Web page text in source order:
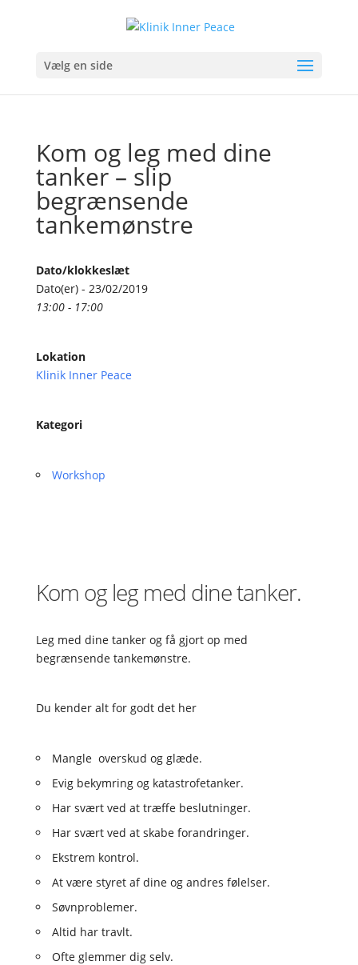
Vælg en side
Kom og leg med dine
tanker – slip
begrænsende
tankemønstre
Dato/klokkeslæt
Dato(er) - 23/02/2019
13:00 - 17:00
Lokation
Klinik Inner Peace
Kategori
Workshop
Kom og leg med dine tanker.
Leg med dine tanker og få gjort op med
begrænsende tankemønstre.
Du kender alt for godt det her
Mangle overskud og glæde.
Evig bekymring og katastrofetanker.
Har svært ved at træffe beslutninger.
Har svært ved at skabe forandringer.
Ekstrem kontrol.
At være styret af dine og andres følelser.
Søvnproblemer.
Altid har travlt.
Ofte glemmer dig selv.